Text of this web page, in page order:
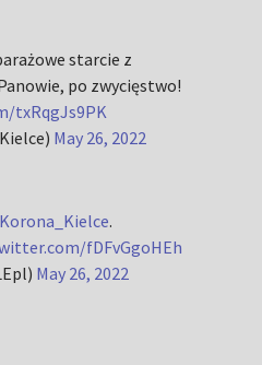
starcie z
po zwycięstwo!
txRqgJs9PK
May 26, 2022
.
fDFvGgoHEh
May 26, 2022